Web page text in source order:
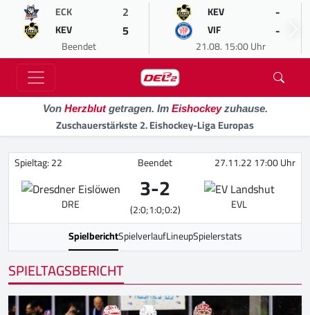
ECK 2
KEV 5
Beendet
KEV -
VIF -
21.08. 15:00 Uhr
Von Herzblutgetragen. Im Eishockeyzuhause.
Zuschauerstärkste 2. Eishockey-Liga Europas
Spieltag: 22 Beendet 27.11.22 17:00 Uhr
DRE 3-2
(2:0;1:0;0:2)
EVL
SpielberichtSpielverlaufLineupSpielerstats
SPIELTAGSBERICHT